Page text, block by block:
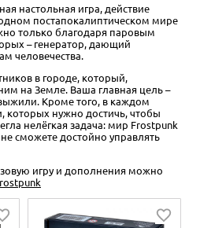
настольная игра, действие
постапокалиптическом мире
только благодаря паровым
– генератор, дающий
человечества.
в городе, который,
на Земле. Ваша главная цель –
Кроме того, в каждом
которых нужно достичь, чтобы
нелёгкая задача: мир Frostpunk
сможете достойно управлять
игру и дополнения можно